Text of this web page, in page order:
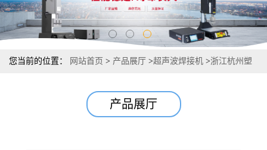
您当前的位置： 网站首页 > 产品展厅 >超声波焊接机 >浙江杭州塑
产品展厅